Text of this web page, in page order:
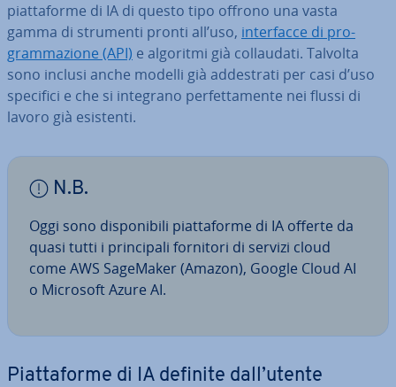
piat­ta­for­me di IA di questo tipo offrono una vasta
gamma di strumenti pronti all’uso, in­ter­fac­ce di pro­
gram­ma­zio­ne (API) e algoritmi già col­lau­da­ti. Talvolta
sono inclusi anche modelli già ad­de­stra­ti per casi d’uso
specifici e che si integrano per­fet­ta­men­te nei flussi di
lavoro già esistenti.
N.B.
Oggi sono di­spo­ni­bi­li piat­ta­for­me di IA offerte da
quasi tutti i prin­ci­pa­li fornitori di servizi cloud
come AWS SageMaker (Amazon), Google Cloud AI
o Microsoft Azure AI.
Piat­ta­for­me di IA definite dall’utente